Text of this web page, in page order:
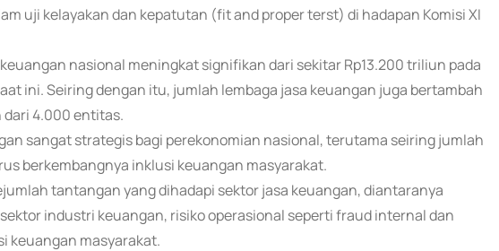
uji kelayakan dan kepatutan (fit and proper terst) di hadapan Komisi XI
nasional meningkat signifikan dari sekitar Rp13.200 triliun pada
ini. Seiring dengan itu, jumlah lembaga jasa keuangan juga bertambah
4.000 entitas.
sangat strategis bagi perekonomian nasional, terutama seiring jumlah
berkembangnya inklusi keuangan masyarakat.
tantangan yang dihadapi sektor jasa keuangan, diantaranya
industri keuangan, risiko operasional seperti fraud internal dan
keuangan masyarakat.